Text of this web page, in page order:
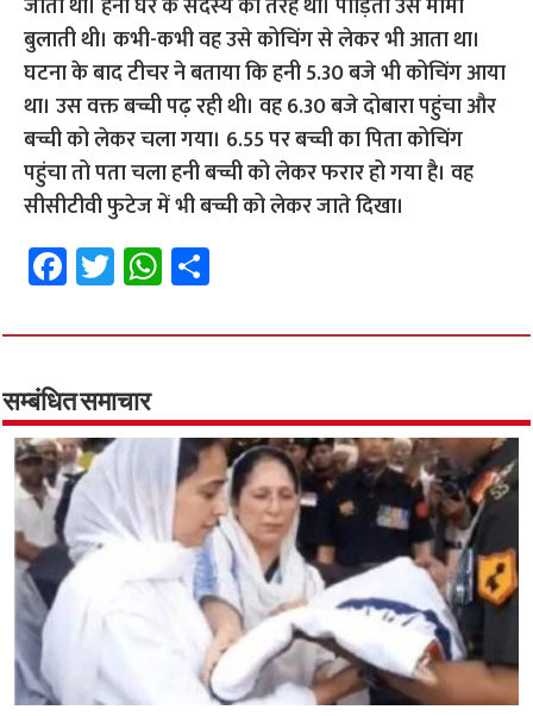
जाती थी। हनी घर के सदस्य की तरह था। पीड़िता उसे मामा
बुलाती थी। कभी-कभी वह उसे कोचिंग से लेकर भी आता था।
घटना के बाद टीचर ने बताया कि हनी 5.30 बजे भी कोचिंग आया
था। उस वक्त बच्ची पढ़ रही थी। वह 6.30 बजे दोबारा पहुंचा और
बच्ची को लेकर चला गया। 6.55 पर बच्ची का पिता कोचिंग
पहुंचा तो पता चला हनी बच्ची को लेकर फरार हो गया है। वह
सीसीटीवी फुटेज में भी बच्ची को लेकर जाते दिखा।
Fa
ce
b
o
o
k
T
wi
tt
er
W
h
at
p
p
ar
सम्बंधित समाचार